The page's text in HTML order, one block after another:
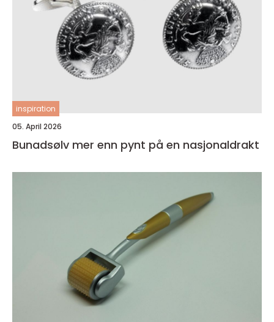
inspiration
05. April 2026
Bunadsølv mer enn pynt på en nasjonaldrakt